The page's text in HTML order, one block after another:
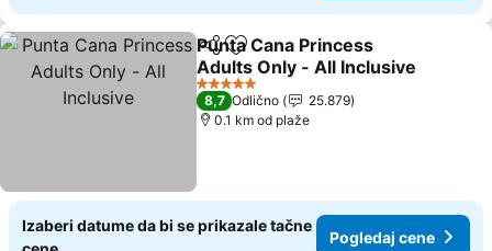
Deli Dodati u favorite
Punta Cana Princess
Adults Only - All Inclusive
5 Zvezdice
8,7 Odlično
25.879
0.1 km od plaže
Izaberi datume da bi se prikazale tačne
Pogledaj cene